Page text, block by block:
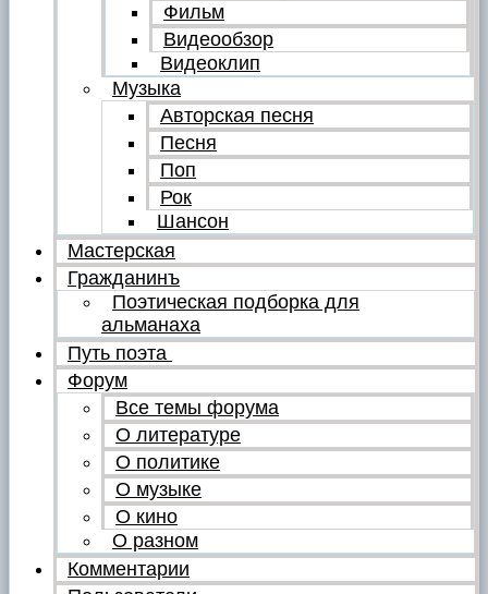
Фильм
Видеообзор
Видеоклип
Музыка
Авторская песня
Песня
Поп
Рок
Шансон
Мастерская
Гражданинъ
Поэтическая подборка для
альманаха
Путь поэта
Форум
Все темы форума
О литературе
О политике
О музыке
О кино
О разном
Комментарии